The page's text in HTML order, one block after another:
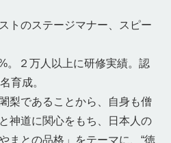
トのステージマナー、スピー
。２万人以上に研修実績。認
育成。
梨であることから、自身も僧
神道に関心をもち、日本人の
まとの品格」をテーマに、“徳